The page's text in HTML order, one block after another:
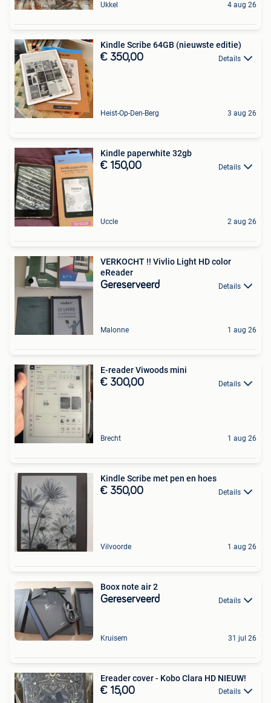
Ukkel 4 aug 26
Kindle Scribe 64GB (nieuwste editie)
€ 350,00 Details
Heist-Op-Den-Berg 3 aug 26
Kindle paperwhite 32gb
€ 150,00 Details
Uccle 2 aug 26
VERKOCHT !! Vivlio Light HD color
eReader
Gereserveerd Details
Malonne 1 aug 26
E-reader Viwoods mini
€ 300,00 Details
Brecht 1 aug 26
Kindle Scribe met pen en hoes
€ 350,00 Details
Vilvoorde 1 aug 26
Boox note air 2
Gereserveerd Details
Kruisem 31 jul 26
Ereader cover - Kobo Clara HD NIEUW!
€ 15,00 Details